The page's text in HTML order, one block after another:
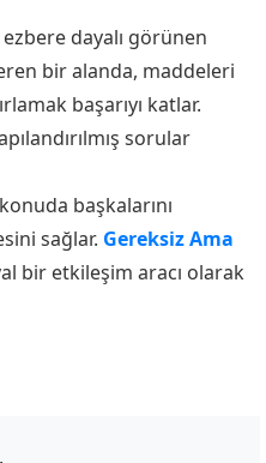
dayalı görünen
bir alanda, maddeleri
başarıyı katlar.
sorular
başkalarını
sağlar. Gereksiz Ama
bir etkileşim aracı olarak